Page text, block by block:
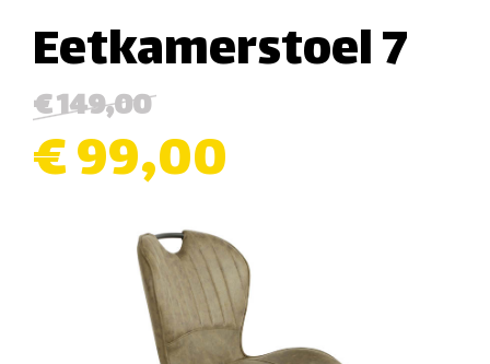
Eetkamerstoel 7
€ 149,00
€ 99,00